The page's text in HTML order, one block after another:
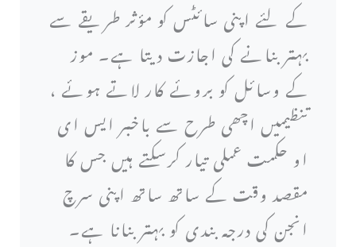
کے لئے اپنی سائٹس کو مؤثر طریقے سے
بہتر بنانے کی اجازت دیتا ہے۔ موز
کے وسائل کو بروئے کار لاتے ہوئے ،
تنظیمیں اچھی طرح سے باخبر ایس ای
او حکمت عملی تیار کرسکتے ہیں جس کا
مقصد وقت کے ساتھ ساتھ اپنی سرچ
انجن کی درجہ بندی کو بہتر بنانا ہے۔